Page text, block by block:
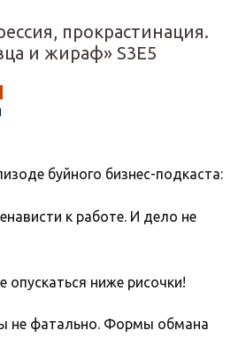
прокрастинация.
и жираф» S3E5
буйного бизнес-подкаста:
к работе. И дело не
опускаться ниже рисочки!
не фатально. Формы обмана